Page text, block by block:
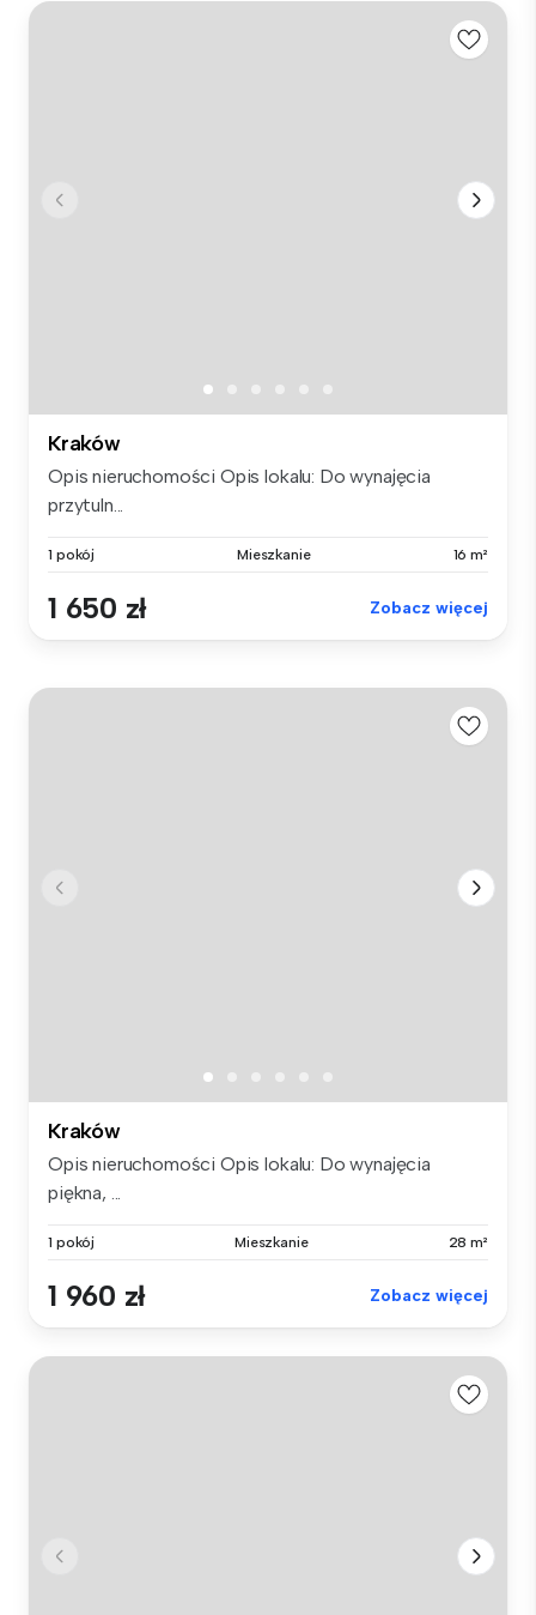
Kraków
Opis nieruchomości Opis lokalu: Do wynajęcia
przytuln...
1 pokój Mieszkanie 16 m²
1 650 zł Zobacz więcej
Kraków
Opis nieruchomości Opis lokalu: Do wynajęcia
piękna, ...
1 pokój Mieszkanie 28 m²
1 960 zł Zobacz więcej